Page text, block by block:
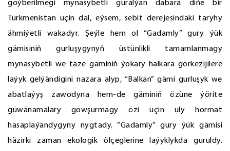
goýberilmegi mynasybetli guralýan dabara diňe bir
Türkmenistan üçin däl, eýsem, sebit derejesindäki taryhy
ähmiýetli wakadyr. Şeýle hem ol “Gadamly” gury ýük
gämisiniň gurluşygynyň üstünlikli tamamlanmagy
mynasybetli we täze gäminiň ýokary halkara görkezijilere
laýyk gelýändigini nazara alyp, “Balkan” gämi gurluşyk we
abatlaýyş zawodyna hem-de gäminiň özüne ýörite
güwänamalary gowşurmagy özi üçin uly hormat
hasaplaýandygyny nygtady. “Gadamly” gury ýük gämisi
häzirki zaman ekologik ölçeglerine laýyklykda guruldy.